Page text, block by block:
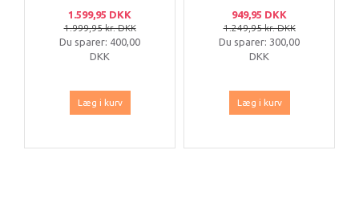
1.599,95 DKK
1.999,95 kr. DKK
Du sparer: 400,00
DKK
Læg i kurv
949,95 DKK
1.249,95 kr. DKK
Du sparer: 300,00
DKK
Læg i kurv